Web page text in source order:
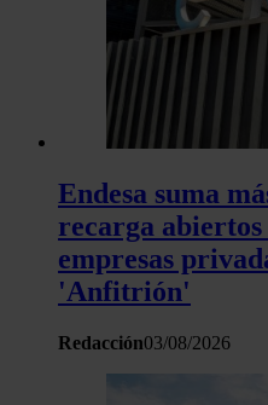
análisis web, quienes
haya proporcionado o que
hecho de sus servicios.
Endesa suma
recarga
empresas
'Anfitrión'
Redacción03/08/2026